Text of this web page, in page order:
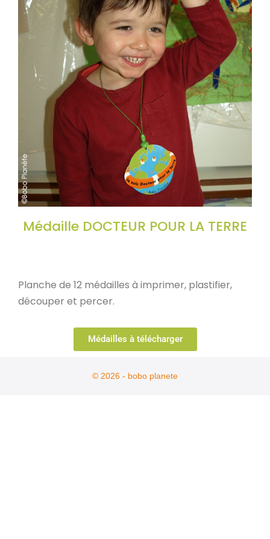
Médaille DOCTEUR POUR LA TERRE
Planche de 12 médailles à imprimer, plastifier,
découper et percer.
Médailles à télécharger
© 2026 - bobo planete